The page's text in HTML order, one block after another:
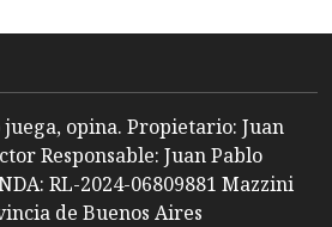
opina. Propietario: Juan
Responsable: Juan Pablo
RL-2024-06809881 Mazzini
de Buenos Aires